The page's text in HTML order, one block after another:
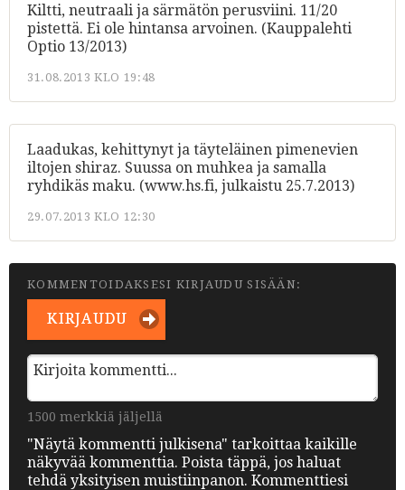
Kiltti, neutraali ja särmätön perusviini. 11/20
pistettä. Ei ole hintansa arvoinen. (Kauppalehti
Optio 13/2013)
31.08.2013 KLO 19:48
Laadukas, kehittynyt ja täyteläinen pimenevien
iltojen shiraz. Suussa on muhkea ja samalla
ryhdikäs maku. (www.hs.fi, julkaistu 25.7.2013)
29.07.2013 KLO 12:30
KOMMENTOIDAKSESI KIRJAUDU SISÄÄN:
KIRJAUDU
1500 merkkiä jäljellä
"Näytä kommentti julkisena" tarkoittaa kaikille
näkyvää kommenttia. Poista täppä, jos haluat
tehdä yksityisen muistiinpanon. Kommenttiesi